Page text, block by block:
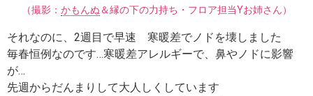
（撮影： かもんぬ ＆縁の下の力持ち・フロア担当Yお姉さん）
それなのに、2週目で早速 寒暖差でノドを壊しました
毎春恒例なのです…寒暖差アレルギーで、鼻やノドに影響
が…
先週からだんまりして大人しくしています